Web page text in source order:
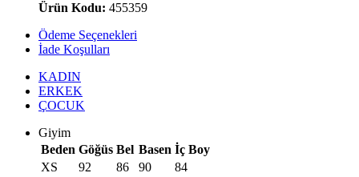
Ürün Kodu: 455359
Ödeme Seçenekleri
İade Koşulları
KADIN
ERKEK
ÇOCUK
Giyim
Beden Göğüs Bel Basen İç Boy
XS
92 86 90
84